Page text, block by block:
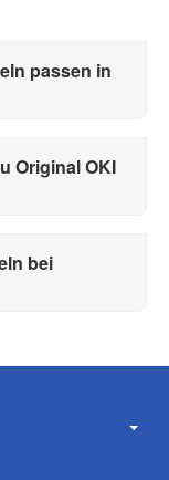
passen in
Original OKI
bei